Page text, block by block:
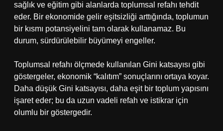
sağlık ve eğitim gibi alanlarda toplumsal refahı tehdit
eder. Bir ekonomide gelir eşitsizliği arttığında, toplumun
bir kısmı potansiyelini tam olarak kullanamaz. Bu
durum, sürdürülebilir büyümeyi engeller.
Toplumsal refahı ölçmede kullanılan Gini katsayısı gibi
göstergeler, ekonomik “kalıtım” sonuçlarını ortaya koyar.
Daha düşük Gini katsayısı, daha eşit bir toplum yapısını
işaret eder; bu da uzun vadeli refah ve istikrar için
olumlu bir göstergedir.